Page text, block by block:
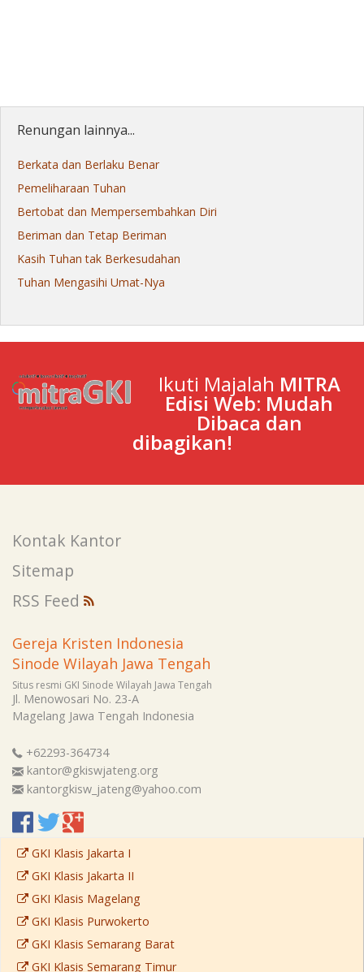
Renungan lainnya...
Berkata dan Berlaku Benar
Pemeliharaan Tuhan
Bertobat dan Mempersembahkan Diri
Beriman dan Tetap Beriman
Kasih Tuhan tak Berkesudahan
Tuhan Mengasihi Umat-Nya
Ikuti Majalah MITRA
Edisi Web: Mudah
Dibaca dan
dibagikan!
Kontak Kantor
Sitemap
RSS Feed
Gereja Kristen Indonesia
Sinode Wilayah Jawa Tengah
Situs resmi GKI Sinode Wilayah Jawa Tengah
Jl. Menowosari No. 23-A
Magelang Jawa Tengah Indonesia
+62293-364734
kantor@gkiswjateng.org
kantorgkisw_jateng@yahoo.com
GKI Klasis Jakarta I
GKI Klasis Jakarta II
GKI Klasis Magelang
GKI Klasis Purwokerto
GKI Klasis Semarang Barat
GKI Klasis Semarang Timur